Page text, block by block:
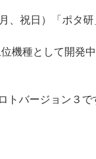
、祝日）「ポタ研
機種として開発
トバージョン３